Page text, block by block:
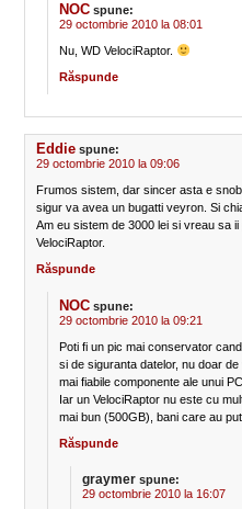
NOC spune:
29 octombrie 2010 la 08:01
Nu, WD VelociRaptor.
Răspunde
Eddie spune:
29 octombrie 2010 la 09:06
Frumos sistem, dar sincer asta e
sigur va avea un bugatti veyron. Si
Am eu sistem de 3000 lei si vreau sa
VelociRaptor.
Răspunde
NOC spune:
29 octombrie 2010 la 09:21
Poti fi un pic mai conservator
si de siguranta datelor, nu doar
mai fiabile componente ale unui
Iar un VelociRaptor nu este cu
mai bun (500GB), bani care au
Răspunde
graymer spune:
29 octombrie 2010 la 16:07